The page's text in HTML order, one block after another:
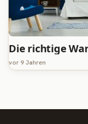
Die richtige
vor 9 Jahren